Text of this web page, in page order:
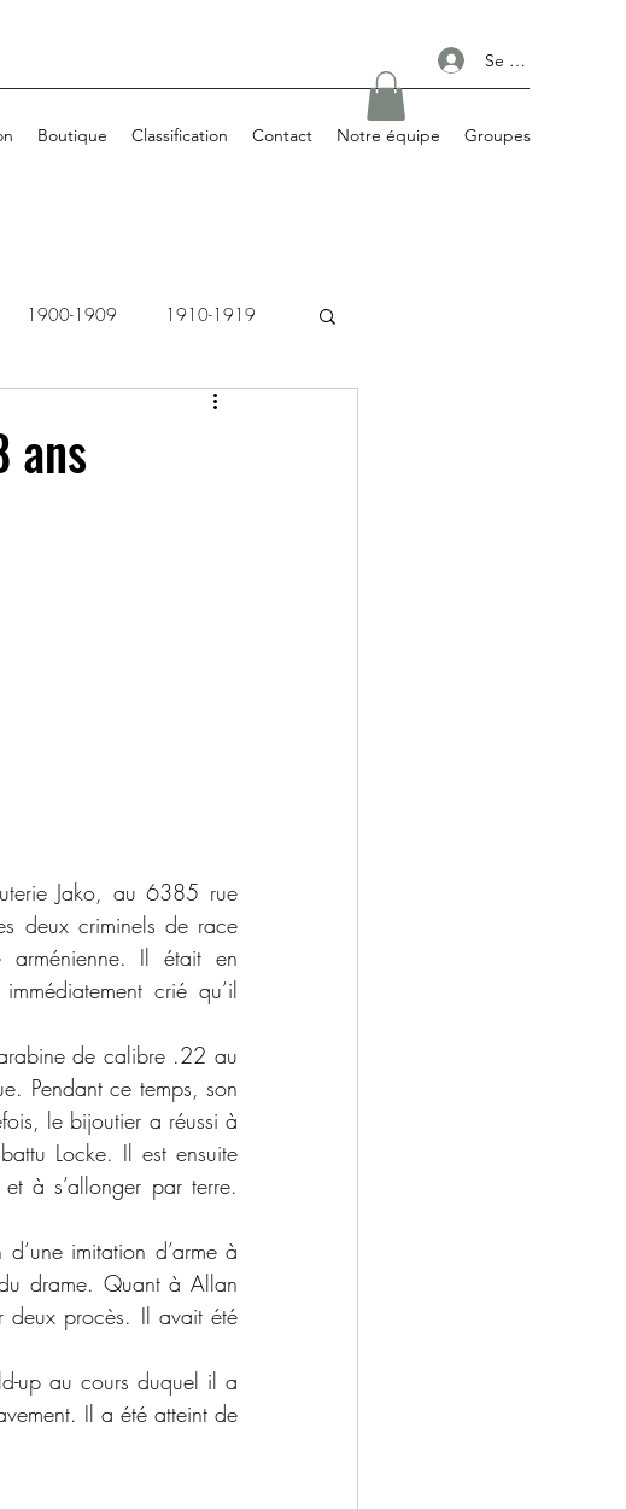
Se connecter
Boutique Classification Contact Notre équipe Groupes
1900-1909 1910-1919
ans
deux criminels de race
Il était en
crié qu’il
Pendant ce temps, son
le bijoutier a réussi à
Locke. Il est ensuite
à s’allonger par terre.
drame. Quant à Allan
deux procès. Il avait été
Il a été atteint de